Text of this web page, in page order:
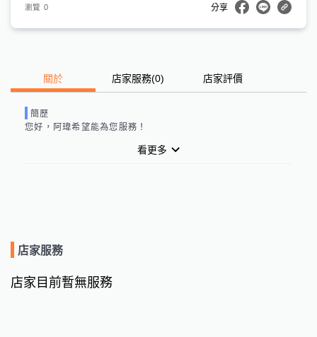
瀏覽 0 分享
關於 店家服務(0) 店家評價
簡歷
您好， 阿瑋希望能為您服務！
看更多
店家服務
店家目前暫無服務